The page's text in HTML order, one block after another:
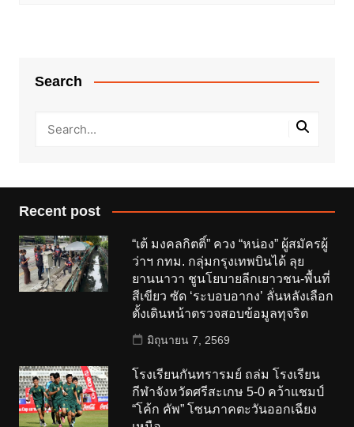
Search
Recent post
“เต้ มงคลกิตติ์” ควง “หน่อง” ผู้สมัครผู้
ว่าฯ กทม. กลุ่มกรุงเทพบินได้ ลุย
ยานนาวา ชูนโยบายลีกเยาวชน-พื้นที่
สีเขียว ซัด ‘ระบอบอากง’ ลั่นหลังเลือก
ตั้งเดินหน้าตรวจสอบข้อมูลทุจริต
มิถุนายน 7, 2569
โรงเรียนกันทรารมย์ ถล่ม โรงเรียน
กีฬาจังหวัดศรีสะเกษ 5-0 คว้าแชมป์
“โค้ก คัพ” โซนภาคตะวันออกเฉียง